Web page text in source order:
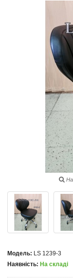
Модель: LS 1239-3
Наявність: На складі